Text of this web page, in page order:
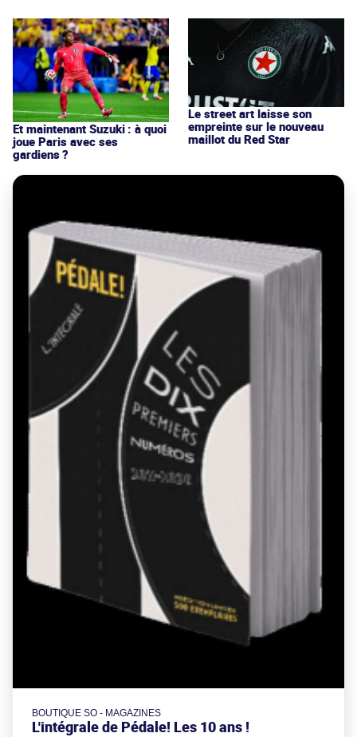
Et maintenant Suzuki : à quoi
joue Paris avec ses
gardiens ?
Le street art laisse son
empreinte sur le nouveau
maillot du Red Star
BOUTIQUE SO - MAGAZINES
L'intégrale de Pédale! Les 10 ans !